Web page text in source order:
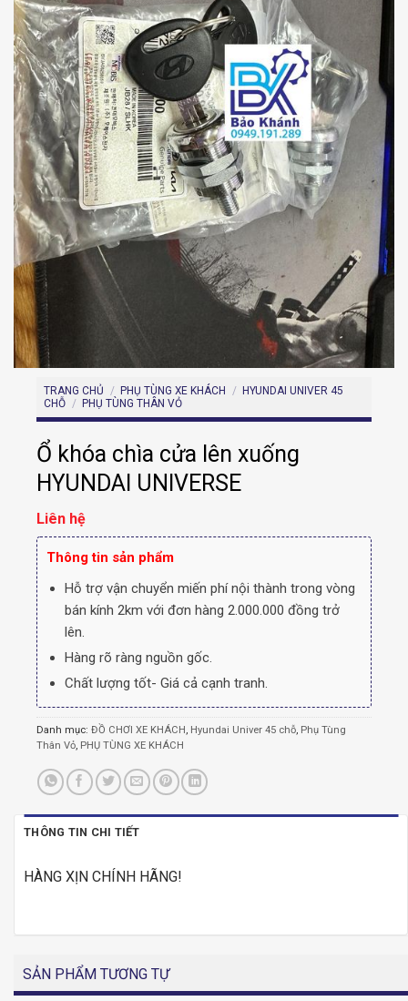
TRANG CHỦ / PHỤ TÙNG XE KHÁCH / HYUNDAI UNIVER 45
CHỖ / PHỤ TÙNG THÂN VỎ
Ổ khóa chìa cửa lên xuống
HYUNDAI UNIVERSE
Liên hệ
Thông tin sản phẩm
Hỗ trợ vận chuyển miến phí nội thành trong vòng
bán kính 2km với đơn hàng 2.000.000 đồng trở
lên.
Hàng rõ ràng nguồn gốc.
Chất lượng tốt- Giá cả cạnh tranh.
Danh mục: ĐỒ CHƠI XE KHÁCH , Hyundai Univer 45 chỗ, Phụ Tùng
Thân Vỏ, PHỤ TÙNG XE KHÁCH
THÔNG TIN CHI TIẾT
HÀNG XỊN CHÍNH HÃNG!
SẢN PHẨM TƯƠNG TỰ